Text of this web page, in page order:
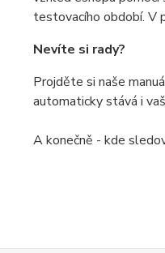
testovacího období. V
Nevíte si rady?
Projděte si naše
automaticky stává i
A konečně - kde